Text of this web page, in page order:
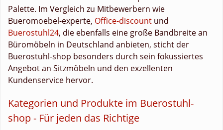
Palette. Im Vergleich zu Mitbewerbern wie
Bueromoebel-experte, Office-discount und
Buerostuhl24, die ebenfalls eine große Bandbreite an
Büromöbeln in Deutschland anbieten, sticht der
Buerostuhl-shop besonders durch sein fokussiertes
Angebot an Sitzmöbeln und den exzellenten
Kundenservice hervor.
Kategorien und Produkte im Buerostuhl-
shop - Für jeden das Richtige